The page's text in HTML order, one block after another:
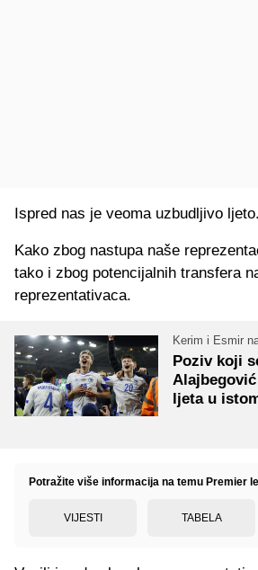
Ispred nas je veoma uzbudljivo ljeto.
Kako zbog nastupa naše
tako i zbog potencijalnih transfera
reprezentativaca.
Kerim i Esmir
Poziv koji
ljeta u
Potražite više informacija na temu Premier
VIJESTI TABELA